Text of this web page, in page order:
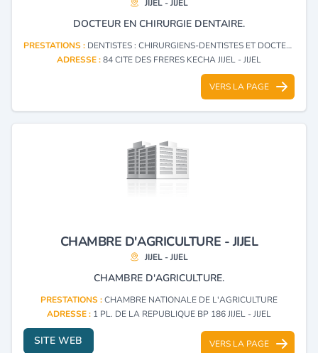
JIJEL - JIJEL
DOCTEUR EN CHIRURGIE DENTAIRE.
PRESTATIONS : DENTISTES : CHIRURGIENS-DENTISTES ET DOCTEURS EN CHIRURGIE DENTAIRE
ADRESSE :84 CITE DES FRERES KECHA JIJEL - JIJEL
VERS LA PAGE
CHAMBRE D'AGRICULTURE - JIJEL
JIJEL - JIJEL
CHAMBRE D'AGRICULTURE.
PRESTATIONS :CHAMBRE NATIONALE DE L'AGRICULTURE
ADRESSE : 1 PL. DE LA REPUBLIQUE BP 186 JIJEL - JIJEL
SITE WEB VERS LA PAGE